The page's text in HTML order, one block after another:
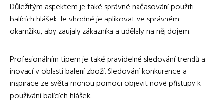
Důležitým aspektem je také správné načasování použití
balících hlášek. Je vhodné je aplikovat ve správném
okamžiku, aby zaujaly zákazníka a udělaly na něj dojem.
Profesionálním tipem je také pravidelné sledování trendů a
inovací v oblasti balení zboží. Sledování konkurence a
inspirace ze světa mohou pomoci objevit nové přístupy k
používání balících hlášek.